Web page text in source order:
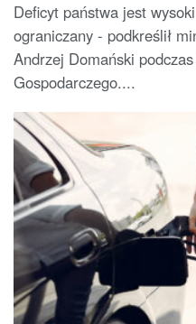
Deficyt państwa jest
ograniczany - podkreślił
Andrzej Domański
Gospodarczego....